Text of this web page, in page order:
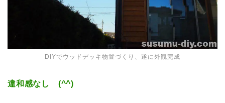
DIYでウッドデッキ物置づくり、遂に外観完成
違和感なし (^^)